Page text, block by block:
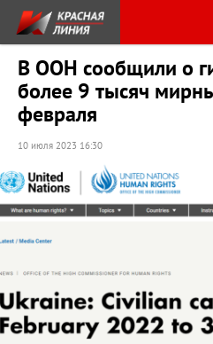
В ООН сообщили о
более 9 тысяч
февраля
10 июля 2023 16:30